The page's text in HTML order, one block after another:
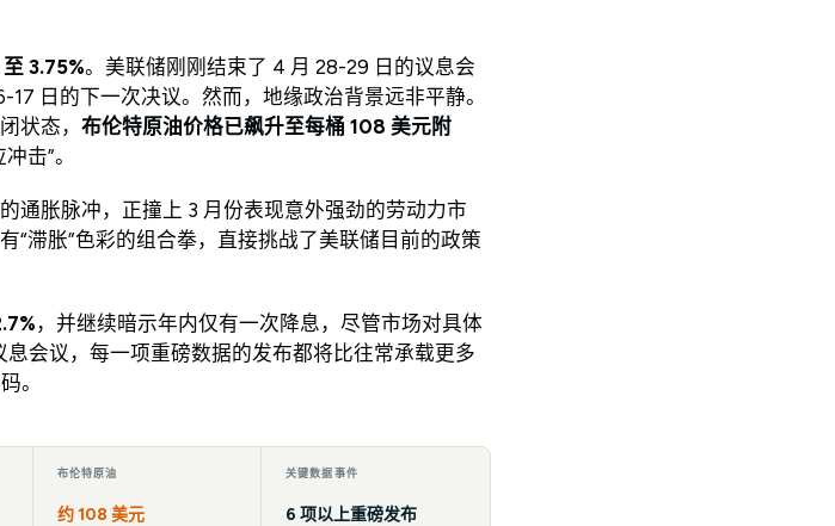
3.75%。美联储刚刚结束了 4 月 28-29 日的议息会
日的下一次决议。然而，地缘政治背景远非平静。
状态， 布伦特原油价格已飙升至每桶 108 美元附
击”。
通胀脉冲，正撞上 3 月份表现意外强劲的劳动力市
“滞胀”色彩的组合拳，直接挑战了美联储目前的政策
，并继续暗示年内仅有一次降息，尽管市场对具体
会议，每一项重磅数据的发布都将比往常承载更多
。
布伦特原油
约 108 美元
关键数据事件
6 项以上重磅发布